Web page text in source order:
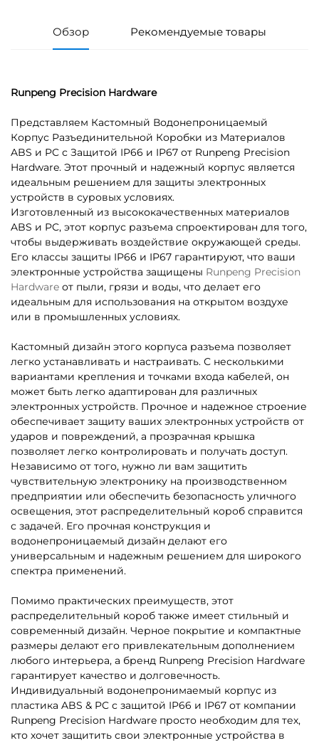
Обзор Рекомендуемые товары
Runpeng Precision Hardware
Представляем Кастомный Водонепроницаемый
Корпус Разъединительной Коробки из Материалов
ABS и PC с Защитой IP66 и IP67 от Runpeng Precision
Hardware. Этот прочный и надежный корпус является
идеальным решением для защиты электронных
устройств в суровых условиях.
Изготовленный из высококачественных материалов
ABS и PC, этот корпус разъема спроектирован для того,
чтобы выдерживать воздействие окружающей среды.
Его классы защиты IP66 и IP67 гарантируют, что ваши
электронные устройства защищены Runpeng Precision
Hardware от пыли, грязи и воды, что делает его
идеальным для использования на открытом воздухе
или в промышленных условиях.
Кастомный дизайн этого корпуса разъема позволяет
легко устанавливать и настраивать. С несколькими
вариантами крепления и точками входа кабелей, он
может быть легко адаптирован для различных
электронных устройств. Прочное и надежное строение
обеспечивает защиту ваших электронных устройств от
ударов и повреждений, а прозрачная крышка
позволяет легко контролировать и получать доступ.
Независимо от того, нужно ли вам защитить
чувствительную электронику на производственном
предприятии или обеспечить безопасность уличного
освещения, этот распределительный короб справится
с задачей. Его прочная конструкция и
водонепроницаемый дизайн делают его
универсальным и надежным решением для широкого
спектра применений.
Помимо практических преимуществ, этот
распределительный короб также имеет стильный и
современный дизайн. Черное покрытие и компактные
размеры делают его привлекательным дополнением
любого интерьера, а бренд Runpeng Precision Hardware
гарантирует качество и долговечность.
Индивидуальный водонепронимаемый корпус из
пластика ABS & PC с защитой IP66 и IP67 от компании
Runpeng Precision Hardware просто необходим для тех,
кто хочет защитить свои электронные устройства в